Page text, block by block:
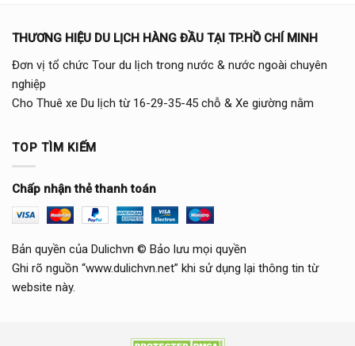
THƯƠNG HIỆU DU LỊCH HÀNG ĐẦU TẠI TP.HỒ CHÍ MINH
Đơn vị tổ chức Tour du lịch trong nước & nước ngoài chuyên
nghiệp
Cho Thuê xe Du lịch từ 16-29-35-45 chỗ & Xe giường nằm
TOP TÌM KIẾM
Chấp nhận thẻ thanh toán
Bản quyền của Dulichvn © Bảo lưu mọi quyền
Ghi rõ nguồn “www.dulichvn.net” khi sử dụng lại thông tin từ
website này.